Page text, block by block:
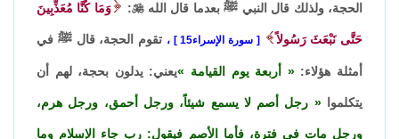
الحجة، ولذلك قال النبي ﷺ بعدما قال الله
: وَمَا كُنَّا مُعَذِّبِينَ
حَتَّى نَبْعَثَ رَسُولاً سورة الإسراء15 ، تقوم الحجة، قال ﷺ في
أمثلة هؤلاء: أربعة يوم القيامة يعني: يدلون بحجة، لهم أن
يتكلموا رجل أصم لا يسمع شيئاً، ورجل أحمق، ورجل هرم،
ورجل مات في فترة، فأما الأصم فيقول: رب جاء الإسلام وما